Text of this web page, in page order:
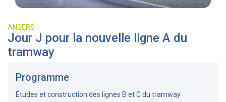
ANGERS
Jour J pour la nouvelle ligne A du
tramway
Programme
Études et construction des lignes B et C du tramway